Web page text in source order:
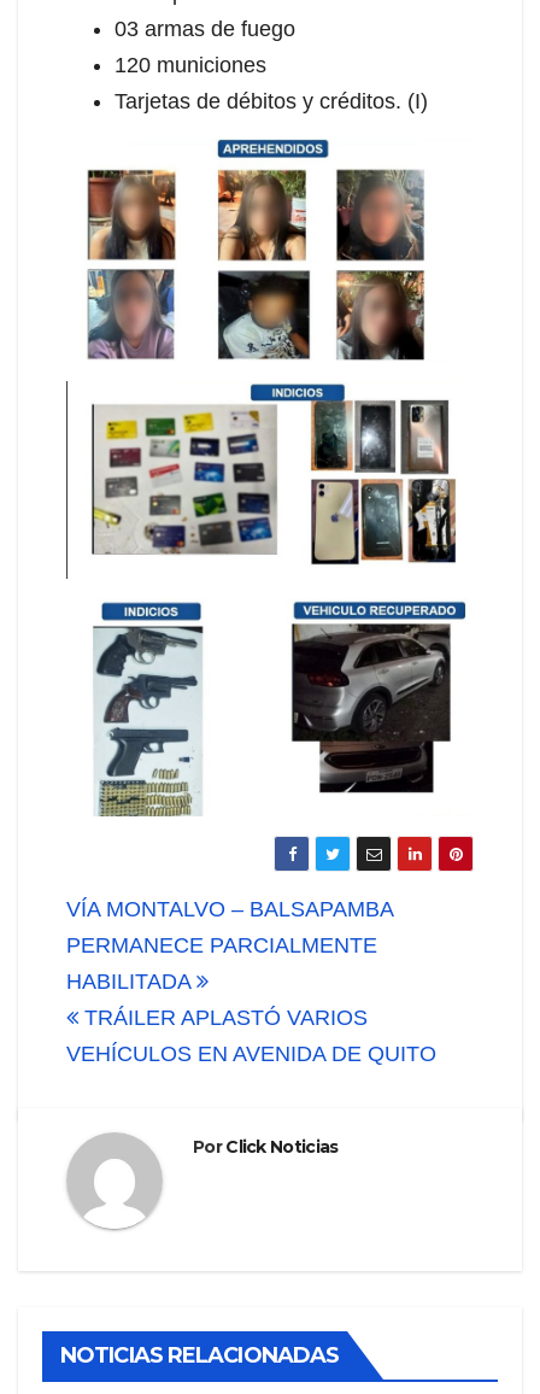
03 armas de fuego
120 municiones
Tarjetas de débitos y créditos. (I)
Navegación
de
entradas
VÍA MONTALVO – BALSAPAMBA
PERMANECE PARCIALMENTE
HABILITADA
TRÁILER APLASTÓ VARIOS
VEHÍCULOS EN AVENIDA DE QUITO
PorClick Noticias
NOTICIAS RELACIONADAS